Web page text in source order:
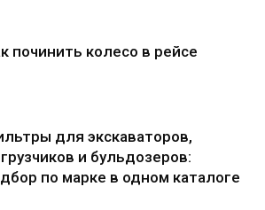
починить колесо в рейсе
для экскаваторов,
и бульдозеров:
по марке в одном каталоге